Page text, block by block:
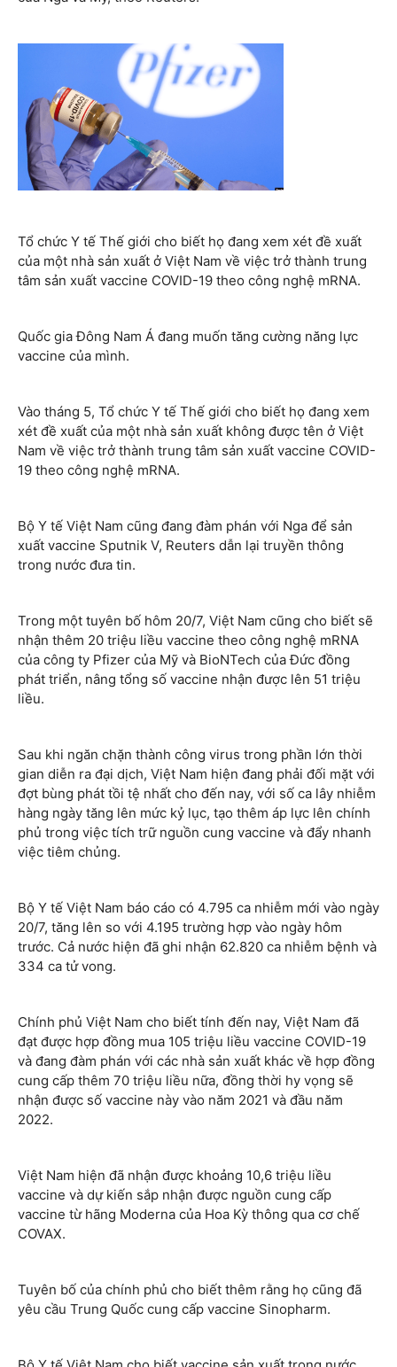
Tổ chức Y tế Thế giới cho biết họ đang xem xét đề xuất
của một nhà sản xuất ở Việt Nam về việc trở thành trung
tâm sản xuất vaccine COVID-19 theo công nghệ mRNA.
Quốc gia Đông Nam Á đang muốn tăng cường năng lực
vaccine của mình.
Vào tháng 5, Tổ chức Y tế Thế giới cho biết họ đang xem
xét đề xuất của một nhà sản xuất không được tên ở Việt
Nam về việc trở thành trung tâm sản xuất vaccine COVID-
19 theo công nghệ mRNA.
Bộ Y tế Việt Nam cũng đang đàm phán với Nga để sản
xuất vaccine Sputnik V, Reuters dẫn lại truyền thông
trong nước đưa tin.
Trong một tuyên bố hôm 20/7, Việt Nam cũng cho biết sẽ
nhận thêm 20 triệu liều vaccine theo công nghệ mRNA
của công ty Pfizer của Mỹ và BioNTech của Đức đồng
phát triển, nâng tổng số vaccine nhận được lên 51 triệu
liều.
Sau khi ngăn chặn thành công virus trong phần lớn thời
gian diễn ra đại dịch, Việt Nam hiện đang phải đối mặt với
đợt bùng phát tồi tệ nhất cho đến nay, với số ca lây nhiễm
hàng ngày tăng lên mức kỷ lục, tạo thêm áp lực lên chính
phủ trong việc tích trữ nguồn cung vaccine và đẩy nhanh
việc tiêm chủng.
Bộ Y tế Việt Nam báo cáo có 4.795 ca nhiễm mới vào ngày
20/7, tăng lên so với 4.195 trường hợp vào ngày hôm
trước. Cả nước hiện đã ghi nhận 62.820 ca nhiễm bệnh và
334 ca tử vong.
Chính phủ Việt Nam cho biết tính đến nay, Việt Nam đã
đạt được hợp đồng mua 105 triệu liều vaccine COVID-19
và đang đàm phán với các nhà sản xuất khác về hợp đồng
cung cấp thêm 70 triệu liều nữa, đồng thời hy vọng sẽ
nhận được số vaccine này vào năm 2021 và đầu năm
2022.
Việt Nam hiện đã nhận được khoảng 10,6 triệu liều
vaccine và dự kiến sắp nhận được nguồn cung cấp
vaccine từ hãng Moderna của Hoa Kỳ thông qua cơ chế
COVAX.
Tuyên bố của chính phủ cho biết thêm rằng họ cũng đã
yêu cầu Trung Quốc cung cấp vaccine Sinopharm.